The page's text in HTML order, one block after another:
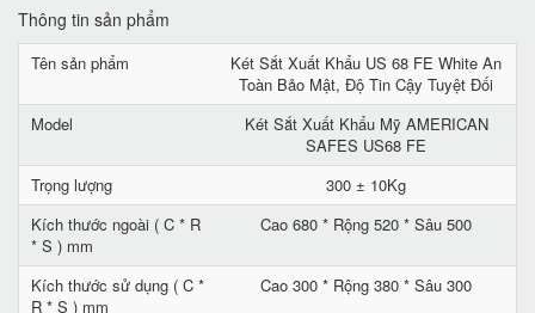
Thông tin sản phẩm
Tên sản phẩm
Két Sắt Xuất Khẩu US 68 FE White An
Toàn Bảo Mật, Độ Tin Cậy Tuyệt Đối
Model
Két Sắt Xuất Khẩu Mỹ AMERICAN
SAFES US68 FE
Trọng lượng
300 ± 10Kg
Kích thước ngoài ( C * R
* S ) mm
Cao 680 * Rộng 520 * Sâu 500
Kích thước sử dụng ( C *
R * S ) mm
Cao 300 * Rộng 380 * Sâu 300